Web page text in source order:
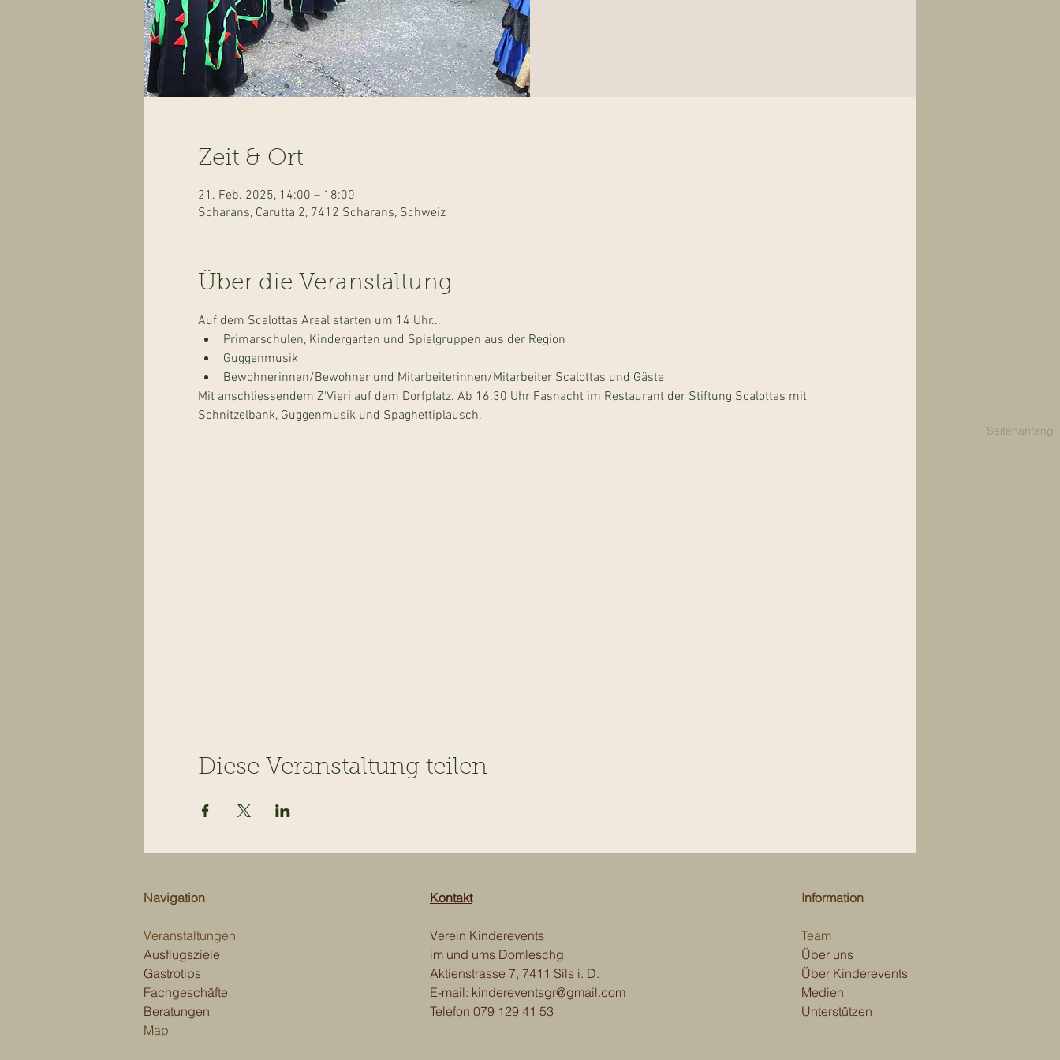
Seitenanfang
Zeit & Ort
21. Feb. 2025, 14:00 – 18:00
Scharans, Carutta 2, 7412 Scharans, Schweiz
Über die Veranstaltung
Auf dem Scalottas Areal starten um 14 Uhr...
Primarschulen, Kindergarten und Spielgruppen aus der Region
Guggenmusik
Bewohnerinnen/Bewohner und Mitarbeiterinnen/Mitarbeiter Scalottas und Gäste
Mit anschliessendem Z'Vieri auf dem Dorfplatz. Ab 16.30 Uhr Fasnacht im Restaurant der Stiftung Scalottas mit
Schnitzelbank, Guggenmusik und Spaghettiplausch.
Diese Veranstaltung teilen
Navigation
Veranstaltungen
Ausflugsziele
Gastrotips
Fachgeschäfte
Beratungen
Map
Kontakt
Verein Kinderevents
im und ums Domleschg
Aktienstrasse 7, 7411 Sils i. D.
E-mail: kindereventsgr@gmail.com
Telefon 079 129 41 53
Information
Team
Über uns
Über Kinderevents
Medien
Unterstützen